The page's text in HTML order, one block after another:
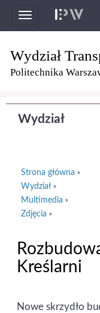
Toggle
navigation
Wydział
Politechnika
Wydział
Strona główna »
Wydział »
Multimedia »
Zdjęcia »
Kreślarni
Nowe skrzydło